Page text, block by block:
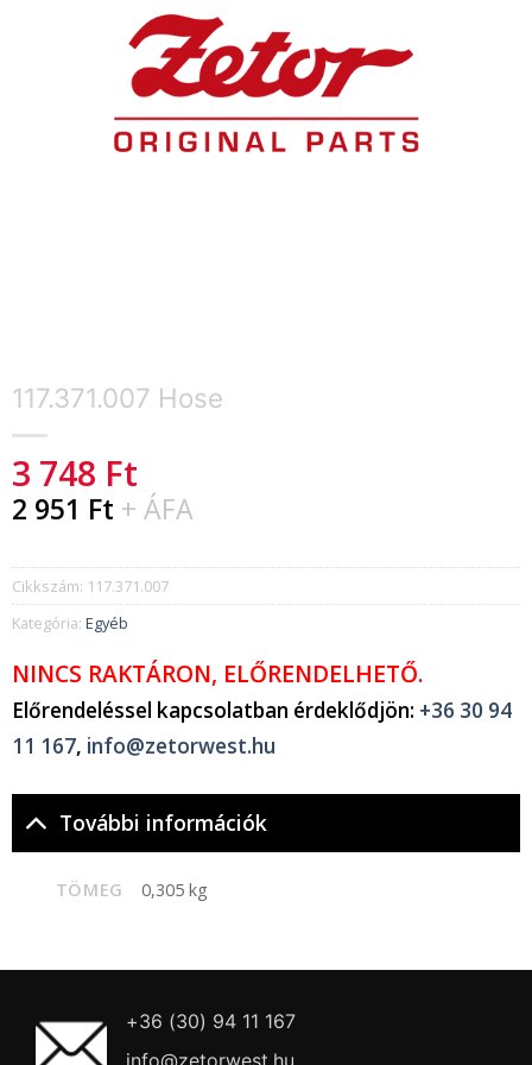
117.371.007 Hose
3 748 Ft
2 951 Ft + ÁFA
Cikkszám: 117.371.007
Kategória: Egyéb
NINCS RAKTÁRON, ELŐRENDELHETŐ.
Előrendeléssel kapcsolatban érdeklődjön: +36 30 94
11 167, info@zetorwest.hu
További információk
TÖMEG 0,305 kg
+36 (30) 94 11 167